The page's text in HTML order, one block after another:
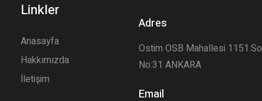
Linkler
Anasayfa
Hakkımızda
İletişim
Adres
Ostim OSB Mahallesi
No:31 ANKARA
Email